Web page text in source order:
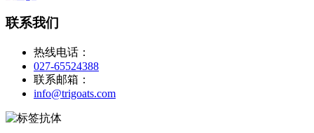
联系我们
热线电话：
027-65524388
联系邮箱：
info@trigoats.com